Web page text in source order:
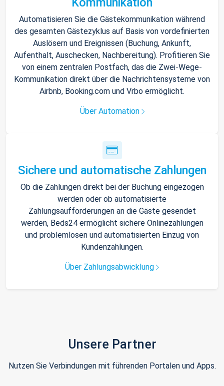
Automatisieren Sie die Gästekommunikation während
des gesamten Gästezyklus auf Basis von vordefinierten
Auslösern und Ereignissen (Buchung, Ankunft,
Aufenthalt, Auschecken, Nachbereitung). Profitieren Sie
von einem zentralen Postfach, das die Zwei-Wege-
Kommunikation direkt über die Nachrichtensysteme von
Airbnb, Booking.com und Vrbo ermöglicht.
Über Automation
Sichere und automatische Zahlungen
Ob die Zahlungen direkt bei der Buchung eingezogen
werden oder ob automatisierte
Zahlungsaufforderungen an die Gäste gesendet
werden, Beds24 ermöglicht sichere Onlinezahlungen
und problemlosen und automatisierten Einzug von
Kundenzahlungen.
Über Zahlungsabwicklung
Unsere Partner
Nutzen Sie Verbindungen mit führenden Portalen und Apps.